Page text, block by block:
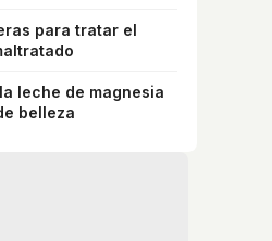
para tratar el
leche de magnesia
belleza